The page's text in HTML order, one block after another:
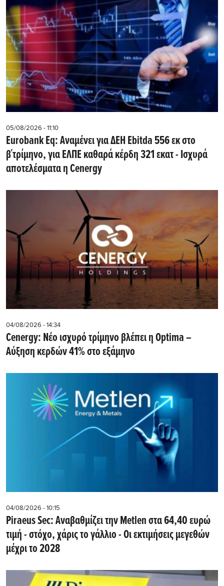
05/08/2026 - 11:10
Eurobank Eq: Αναμένει για ΔΕΗ Εbitda 556 εκ στο
β΄τρίμηνο, για ΕΛΠΕ καθαρά κέρδη 321 εκατ - Ισχυρά
αποτελέσματα η Cenergy
04/08/2026 - 14:34
Cenergy: Νέο ισχυρό τρίμηνο βλέπει η Optima –
Αύξηση κερδών 41% στο εξάμηνο
04/08/2026 - 10:15
Piraeus Sec: Αναβαθμίζει την Metlen στα 64,40 ευρώ
τιμή - στόχο, χάρις το γάλλιο - Οι εκτιμήσεις μεγεθών
μέχρι το 2028